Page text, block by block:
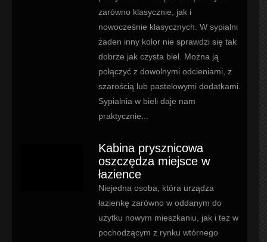
zarówno klasycznie, jak i
nowocześnie klasycznych. W sypialni
żaden inny kolor nie sprawdzi się tak
dobrze jak czysta biel. Można ją
połączyć z dowolnymi odcieniami, z
szarością lub pastelowymi dodatkami.
Sypialnia w bieli daje nam
praktycznie...
Kabina prysznicowa
oszczędza miejsce w
łazience
Niejedna osoba, która urządza
łazienkę zarówno w oddanym do
użytku nowym mieszkaniu, jak i też w
pochodzącym z rynku wtórnego